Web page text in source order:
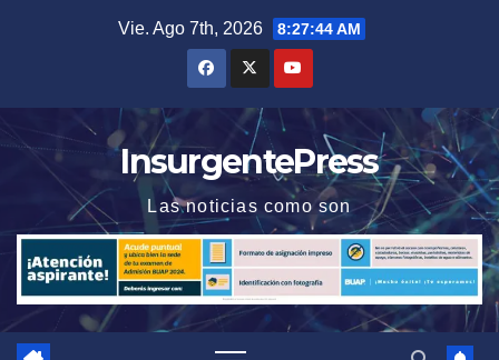
Vie. Ago 7th, 2026 8:27:44 AM
InsurgentePress
Las noticias como son